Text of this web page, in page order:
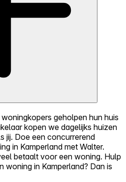
geholpen hun huis
kopen we dagelijks huizen
jij. Doe een concurrerend
in Kamperland met Walter.
betaalt voor een woning. Hulp
woning in Kamperland? Dan is